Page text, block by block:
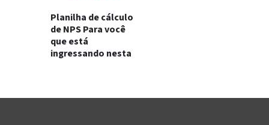
Planilha de cálculo
de NPS Para você
que está
ingressando nesta